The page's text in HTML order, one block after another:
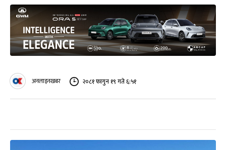
अनलाइनखबर २०८१ फागुन १९ गते ६:५१